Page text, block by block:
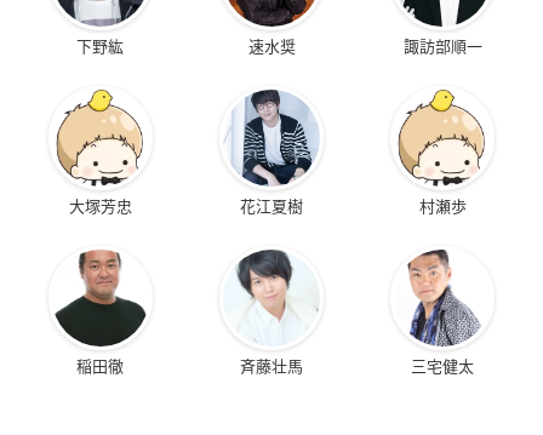
下野紘 速水奨 諏訪部順一
大塚芳忠 花江夏樹 村瀬歩
稲田徹 斉藤壮馬 三宅健太